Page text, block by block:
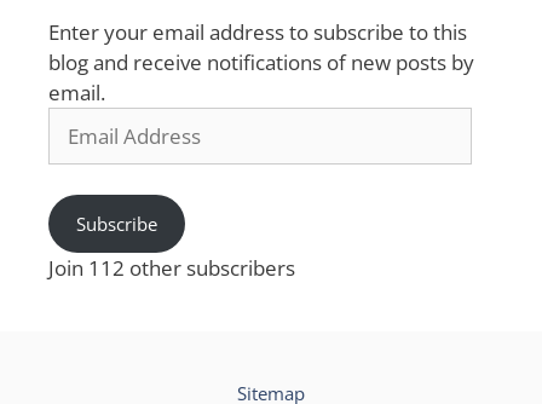
Enter your email address to subscribe to this
blog and receive notifications of new posts by
email.
Address
Subscribe
Join 112 other subscribers
Sitemap